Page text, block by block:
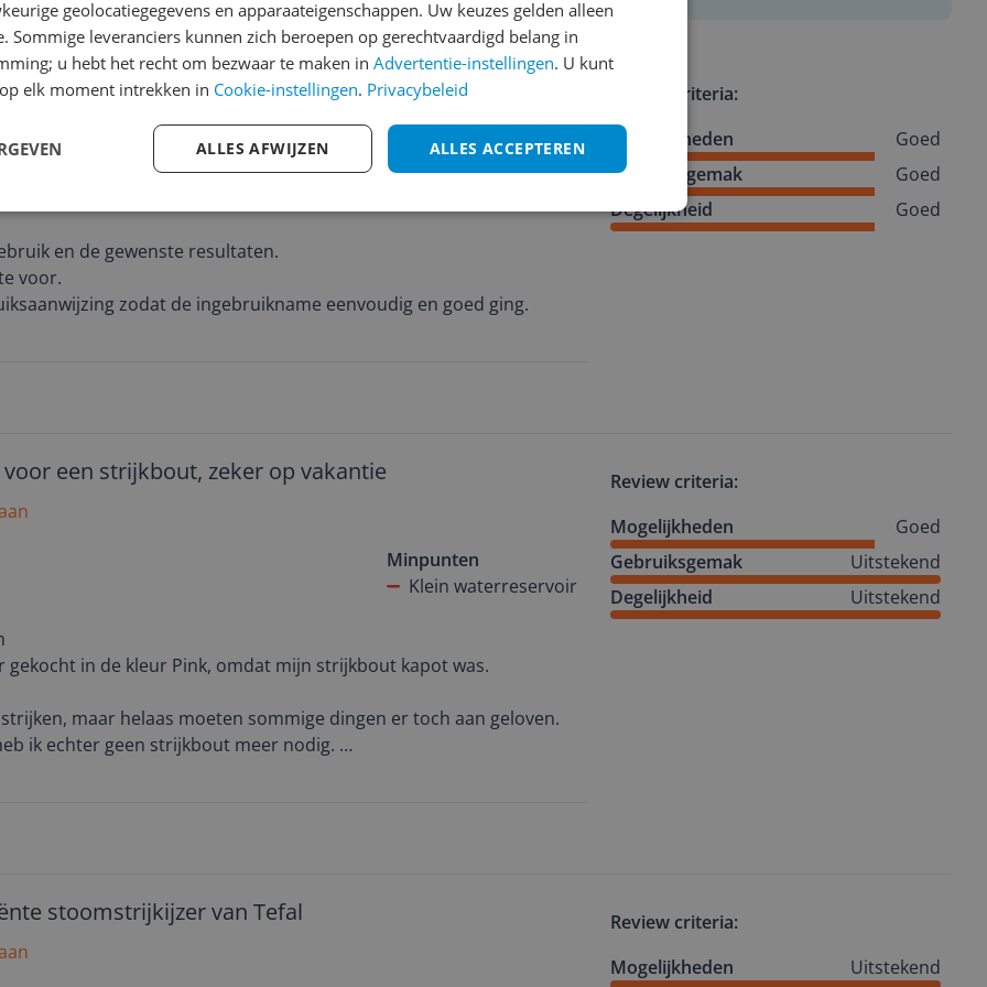
strijkijzers
en de gewenste resultaten.
voor.
Goede en duidelijke gebruiksaanwijzing zodat de ingebruikname eenvoudig en goed ging.
Review criteria:
Mogelijkheden
Goed
Gebruiksgemak
Goed
Degelijkheid
Goed
een strijkbout, zeker op vakantie
gekocht in de kleur Pink, omdat mijn strijkbout kapot was.
maar helaas moeten sommige dingen er toch aan geloven.
ik echter geen strijkbout meer nodig.
zodra je iets aantrekt zie je daar ook nooit meer iets van terug,
kleding ook.
hij wordt niet heet, wel redelijk warm.
dat van een strijkbout. Hierdoor ben je best mobiel.
opbergzakje, waardoor je hem netjes kan opbergen.
Minpunten
Klein waterreservoir
Review criteria:
Mogelijkheden
Goed
Gebruiksgemak
Uitstekend
Degelijkheid
Uitstekend
stoomstrijkijzer van Tefal
Review criteria:
Mogelijkheden
Uitstekend
geolocatiegegevens en apparaateigenschappen. Uw keuzes gelden alleen
Sommige leveranciers kunnen zich beroepen op gerechtvaardigd belang in
u hebt het recht om bezwaar te maken in Advertentie-instellingen. U kunt
elk moment intrekken in Cookie-instellingen. Privacybeleid
ALLES ACCEPTEREN
ALLES AFWIJZEN